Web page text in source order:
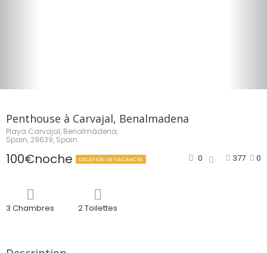
Penthouse à Carvajal, Benalmadena
Playa Carvajal, Benalmádena,
Spain, 29639, Spain
100€noche LOCATION DE VACANCES 377 0
0
3 Chambres 2 Toilettes